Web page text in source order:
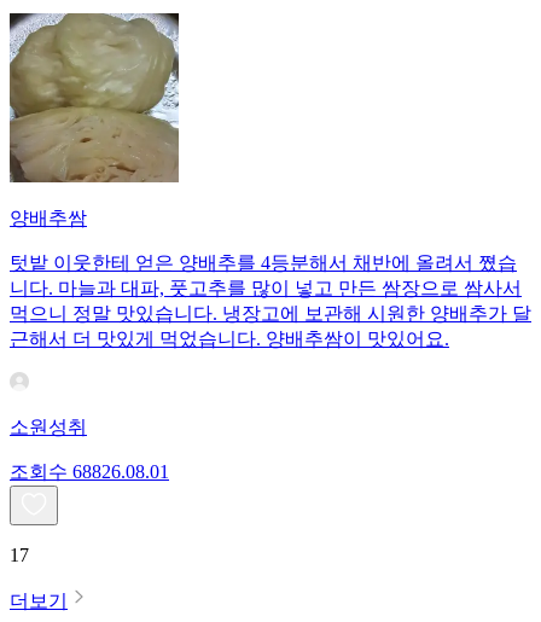
양배추쌈
텃밭 이웃한테 얻은 양배추를 4등분해서 채반에 올려서 쪘습
니다. 마늘과 대파, 풋고추를 많이 넣고 만든 쌈장으로 쌈사서
먹으니 정말 맛있습니다. 냉장고에 보관해 시원한 양배추가 달
근해서 더 맛있게 먹었습니다. 양배추쌈이 맛있어요.
소원성취
조회수 68826.08.01
17
더보기